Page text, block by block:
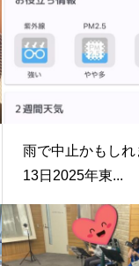
雨で中止かもし
13日2025年東...